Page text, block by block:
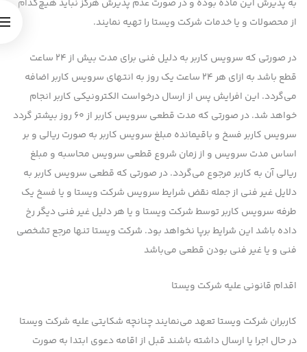
به پذیرش این ماده بوده و در صورت عدم پذیرش هرگز نباید هیچ‌کدام
از محصولات و یا خدمات شرکت ویستا را تهیه نمایند.
در صورتی که سرویس کاربر به دلیل فنی برای مدت بیش از ۲۴ ساعت
قطع باشد به ازای هر ۲۴ ساعت یک روز به انتهای سرویس کاربر اضافه
می‌گردد. این افرایش پس از ارسال درخواست الکترونیکی کاربر انجام
خواهد شد. در صورتی که مدت قطعی سرویس کاربر از ۶۰ روز بیشتر گردد
سرویس کاربر فسخ و باقیمانده مبلغ سرویس کاربر به صورت ریالی و بر
اساس مدت سرویس و از زمان شروع قطعی سرویس محاسبه و مبلغ
ریالی آن به کاربر مرجوع می‌گردد. در صورتی که قطعی سرویس کاربر به
دلایل غیر فنی از جمله نقض شرایط سرویس شرکت ویستا و یا فسخ یک
طرفه سرویس کاربر توسط شرکت ویستا و یا هر دلیل غیر فنی دیگر رخ
داده باشد این شرایط برپا نخواهد بود. شرکت ویستا تنها مرجع تشخصی
فنی و یا غیر فنی بودن قطعی می‌باشد
اقدام قانونی علیه شرکت ویستا
کاربران شرکت ویستا تعهد می‌نمایند چنانچه شكایتی علیه شرکت ویستا
در حال اجرا یا ارسال داشته باشند قبل از اقامه دعوی ابتدا به صورت